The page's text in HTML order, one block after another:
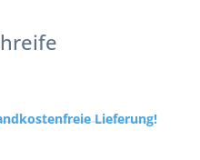
Lieferung!